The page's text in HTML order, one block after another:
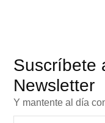
Suscríbete
Newsletter
Y mantente al día